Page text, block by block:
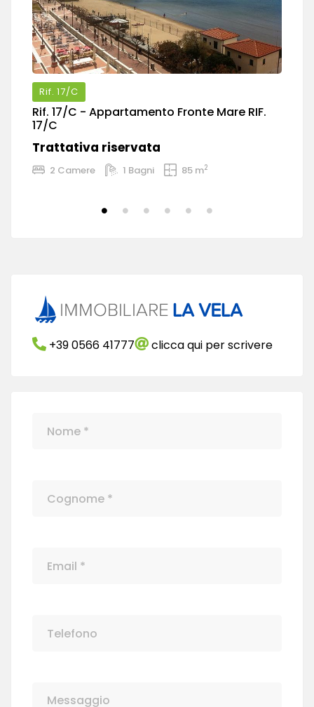
Rif.17/C
Rif. 17/C - Appartamento Fronte Mare RIF.
17/C
Trattativa riservata
2 Camere 1 Bagni 85 m2
+39 0566 41777 clicca qui per scrivere